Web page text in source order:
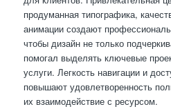
продуманная типографика,
анимации создают
чтобы дизайн не только
помогал выделять ключевые
услуги. Легкость навигации и
повышают удовлетворенность
их взаимодействие с ресурсом.